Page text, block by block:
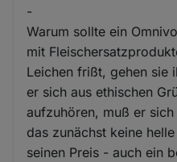
-
Warum sollte ein
mit
Leichen frißt, gehen sie
er sich aus ethischen
aufzuhören, muß er
das zunächst keine
seinen Preis - auch ein